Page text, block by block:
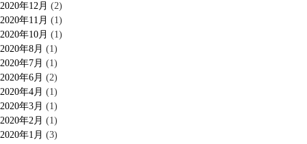
2020年12月 (2)
2020年11月 (1)
2020年10月 (1)
2020年8月 (1)
2020年7月 (1)
2020年6月 (2)
2020年4月 (1)
2020年3月 (1)
2020年2月 (1)
2020年1月 (3)